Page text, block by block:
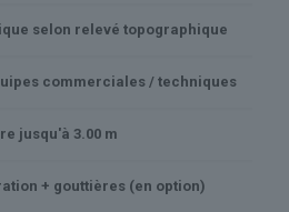
selon relevé topographique
commerciales / techniques
jusqu'à 3.00 m
+ gouttières (en option)